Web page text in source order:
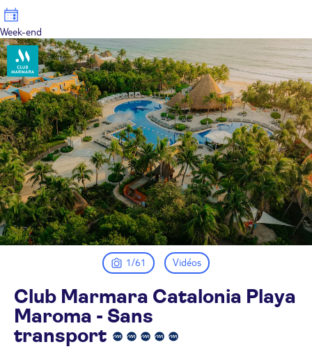
Week-end
1/61 Vidéos
Club Marmara Catalonia Playa
Maroma - Sans
transport